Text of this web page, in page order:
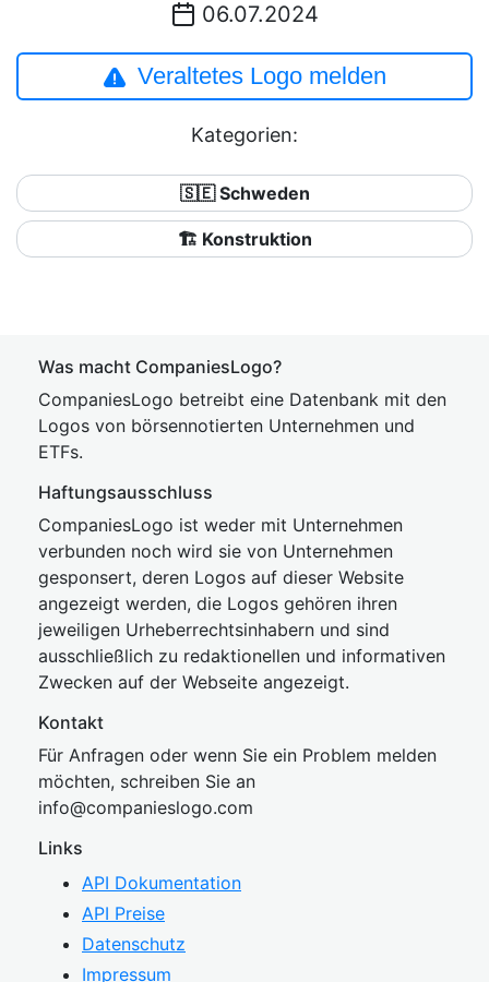
06.07.2024
Veraltetes Logo melden
Kategorien:
🇸🇪 Schweden
🏗 Konstruktion
Was macht CompaniesLogo?
CompaniesLogo betreibt eine Datenbank mit den
Logos von börsennotierten Unternehmen und
ETFs.
Haftungsausschluss
CompaniesLogo ist weder mit Unternehmen
verbunden noch wird sie von Unternehmen
gesponsert, deren Logos auf dieser Website
angezeigt werden, die Logos gehören ihren
jeweiligen Urheberrechtsinhabern und sind
ausschließlich zu redaktionellen und informativen
Zwecken auf der Webseite angezeigt.
Kontakt
Für Anfragen oder wenn Sie ein Problem melden
möchten, schreiben Sie an
info@companieslogo.com
Links
API Dokumentation
API Preise
Datenschutz
Impressum